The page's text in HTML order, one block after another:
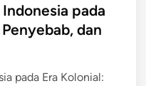
pada
dan
pada Era Kolonial: